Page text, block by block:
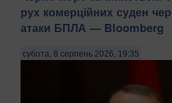
рух комерційних суден
атаки БПЛА — Bloomberg
субота, 8 серпень 2026, 19:35